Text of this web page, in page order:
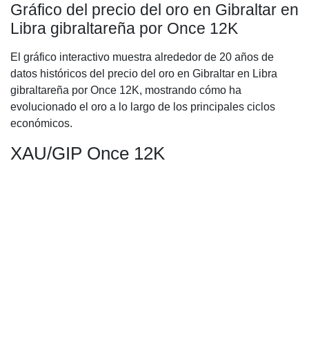
Gráfico del precio del oro en Gibraltar en
Libra gibraltareña por Once 12K
El gráfico interactivo muestra alrededor de 20 años de
datos históricos del precio del oro en Gibraltar en Libra
gibraltareña por Once 12K, mostrando cómo ha
evolucionado el oro a lo largo de los principales ciclos
económicos.
XAU/GIP Once 12K